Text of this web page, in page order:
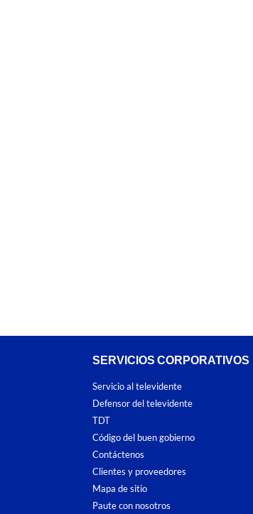
SERVICIOS CORPORATIVOS
Servicio al televidente
Defensor del televidente
TDT
Código del buen gobierno
Contáctenos
Clientes y proveedores
Mapa de sitio
Paute con nosotros